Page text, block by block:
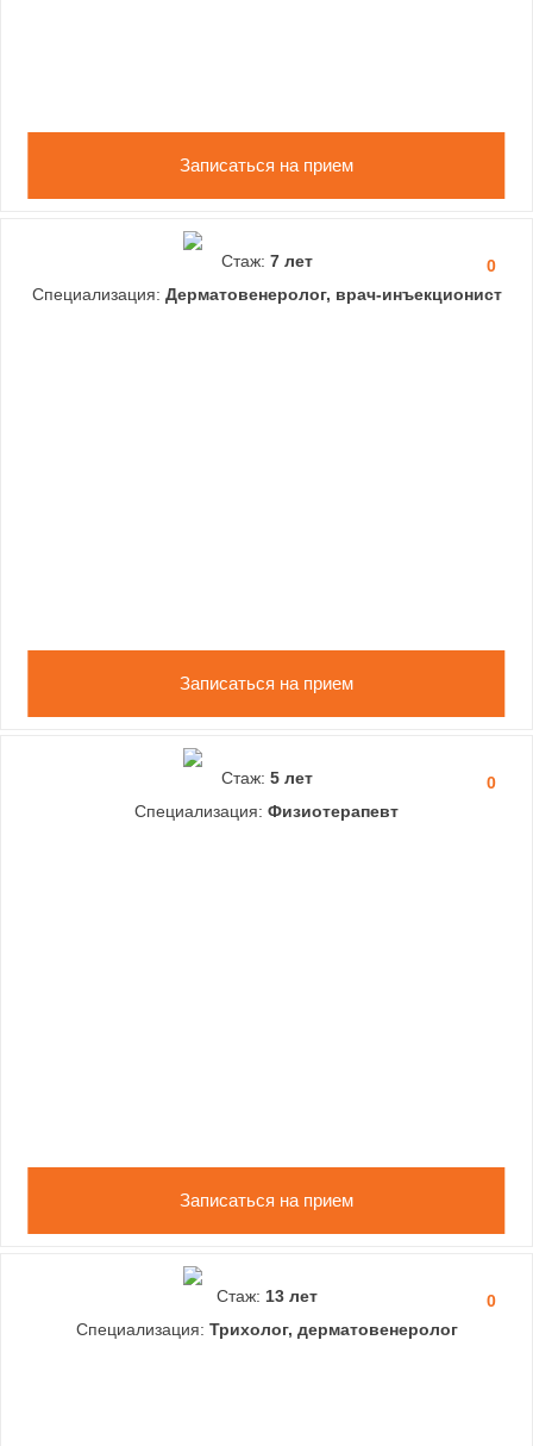
Записаться на прием
0
Стаж: 7 лет
Специализация: Дерматовенеролог, врач-инъекционист
Записаться на прием
0
Стаж: 5 лет
Специализация: Физиотерапевт
Записаться на прием
0
Стаж: 13 лет
Специализация: Трихолог, дерматовенеролог